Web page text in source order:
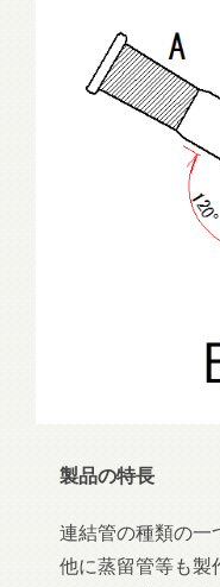
製品の特長
連結管の種類の一
他に蒸留管等も製